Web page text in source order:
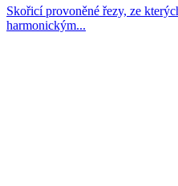
Skořicí provoněné řezy, ze
harmonickým...